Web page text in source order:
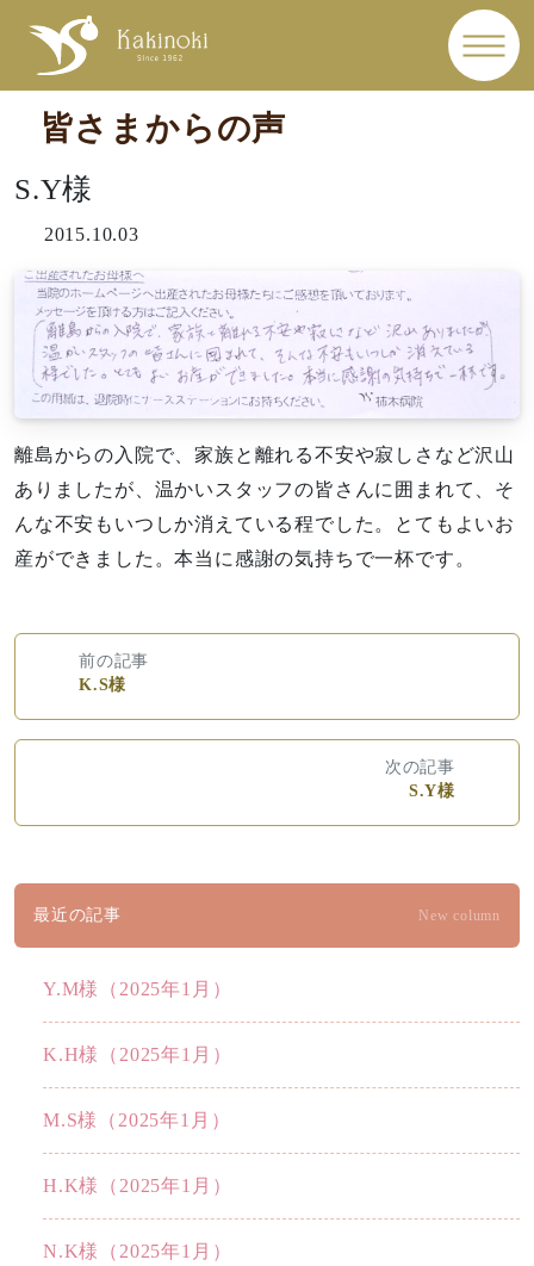
皆さまからの声
S.Y様
2015.10.03
離島からの入院で、家族と離れる不安や寂しさなど沢山
ありましたが、温かいスタッフの皆さんに囲まれて、そ
んな不安もいつしか消えている程でした。とてもよいお
産ができました。本当に感謝の気持ちで一杯です。
前の記事
K.S様
次の記事
S.Y様
最近の記事 New column
Y.M様（2025年1月）
K.H様（2025年1月）
M.S様（2025年1月）
H.K様（2025年1月）
N.K様（2025年1月）